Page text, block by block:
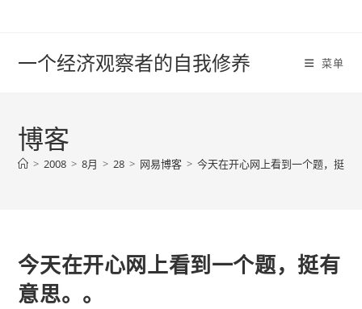
一个经济观察者的自我修养 菜单
博客
> 2008 > 8月 > 28 > 网易博客 > 今天在开心网上看到一个题，挺有
今天在开心网上看到一个题，挺有
意思。。